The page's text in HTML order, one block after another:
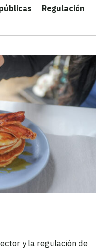
Regulación
y la regulación de